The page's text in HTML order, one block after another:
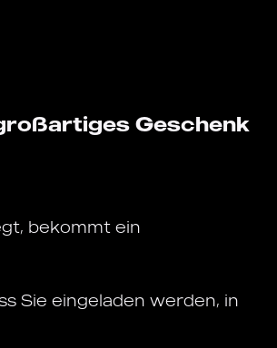
Geschenk
bekommt ein
Sie eingeladen werden, in